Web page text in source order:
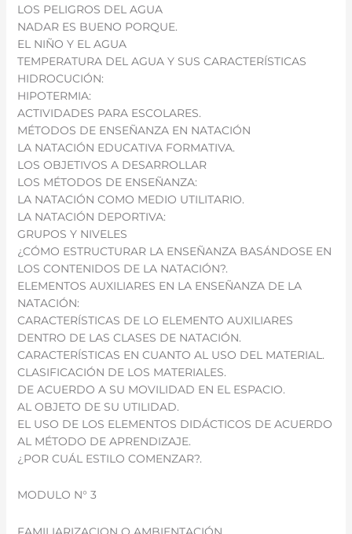
LOS PELIGROS DEL AGUA
NADAR ES BUENO PORQUE.
EL NIÑO Y EL AGUA
TEMPERATURA DEL AGUA Y SUS CARACTERÍSTICAS
HIDROCUCIÓN:
HIPOTERMIA:
ACTIVIDADES PARA ESCOLARES.
MÉTODOS DE ENSEÑANZA EN NATACIÓN
LA NATACIÓN EDUCATIVA FORMATIVA.
LOS OBJETIVOS A DESARROLLAR
LOS MÉTODOS DE ENSEÑANZA:
LA NATACIÓN COMO MEDIO UTILITARIO.
LA NATACIÓN DEPORTIVA:
GRUPOS Y NIVELES
¿CÓMO ESTRUCTURAR LA ENSEÑANZA BASÁNDOSE EN
LOS CONTENIDOS DE LA NATACIÓN?.
ELEMENTOS AUXILIARES EN LA ENSEÑANZA DE LA
NATACIÓN:
CARACTERÍSTICAS DE LO ELEMENTO AUXILIARES
DENTRO DE LAS CLASES DE NATACIÓN.
CARACTERÍSTICAS EN CUANTO AL USO DEL MATERIAL.
CLASIFICACIÓN DE LOS MATERIALES.
DE ACUERDO A SU MOVILIDAD EN EL ESPACIO.
AL OBJETO DE SU UTILIDAD.
EL USO DE LOS ELEMENTOS DIDÁCTICOS DE ACUERDO
AL MÉTODO DE APRENDIZAJE.
¿POR CUÁL ESTILO COMENZAR?.
MODULO N° 3